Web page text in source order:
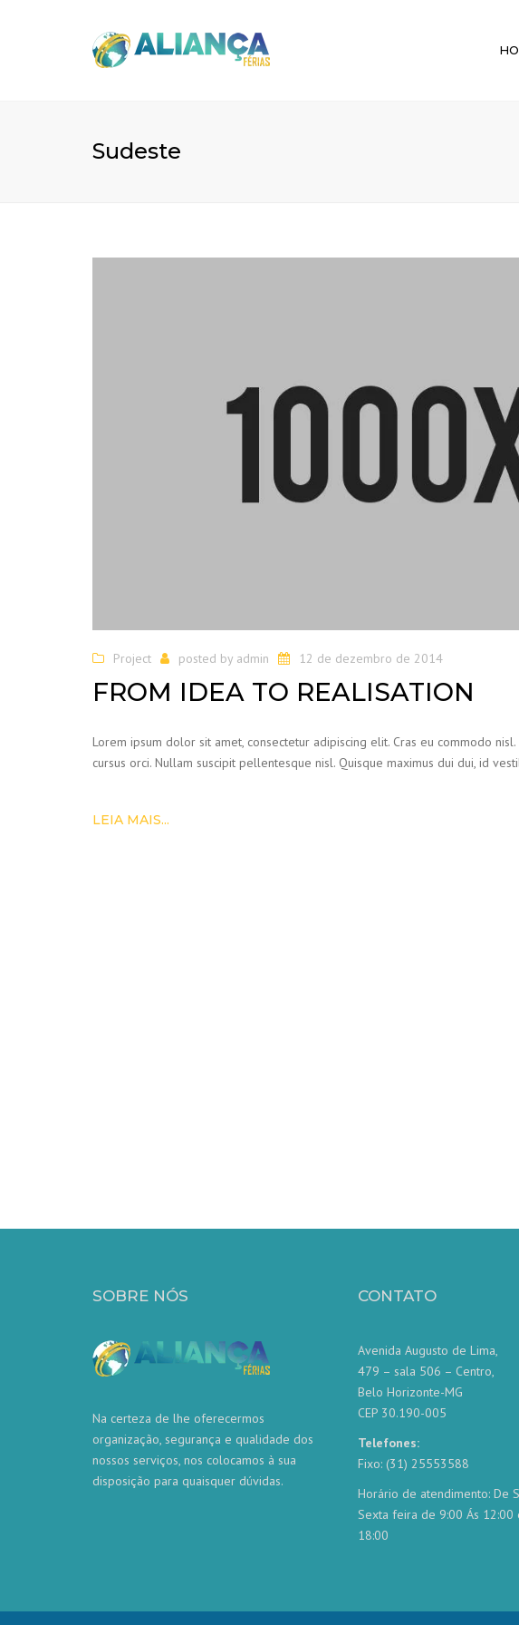
Sudeste
Project posted by admin 12 de dezembro de 2014
FROM IDEA TO REALISATION
Lorem ipsum dolor sit amet, consectetur adipiscing elit. Cras eu commodo
cursus orci. Nullam suscipit pellentesque nisl. Quisque maximus dui dui, id
LEIA MAIS...
SOBRE NÓS
Na certeza de lhe oferecermos
organização, segurança e qualidade dos
nossos serviços, nos colocamos à sua
disposição para quaisquer dúvidas.
CONTATO
Avenida Augusto de Lima,
479 – sala 506 – Centro,
Belo Horizonte-MG
CEP 30.190-005
Telefones:
Fixo: (31) 25553588
Horário de atendimento: De
Sexta feira de 9:00 Ás 12:00
18:00